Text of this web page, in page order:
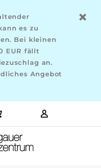
es zu
Bei kleinen
EUR fällt
an.
Angebot